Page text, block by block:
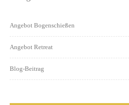
Angebot Bogenschießen
Angebot Retreat
Blog-Beitrag